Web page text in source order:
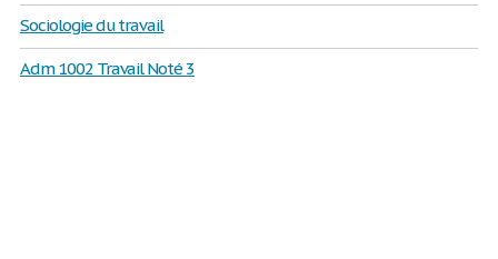
Sociologie du travail
Adm 1002 Travail Noté 3